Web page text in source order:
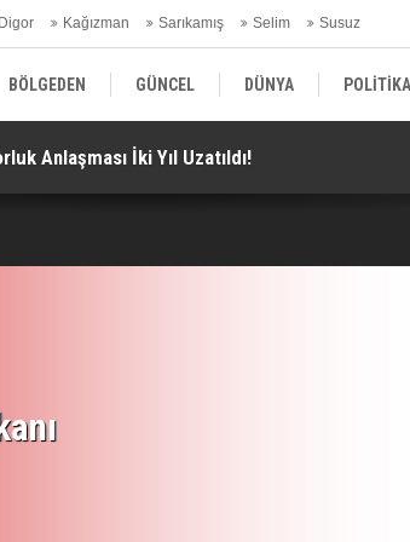
Digor Kağızman Sarıkamış Selim Susuz
BÖLGEDEN GÜNCEL DÜNYA POLİTİKA
OTOMOTİV KÜLTÜR | SANAT | MAGAZİN
Anlaşması İki Yıl Uzatıldı!